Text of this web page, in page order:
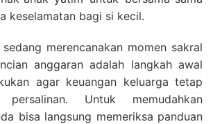
keselamatan bagi si kecil.
merencanakan momen sakral
anggaran adalah langkah awal
agar keuangan keluarga tetap
Untuk memudahkan
bisa langsung memeriksa panduan